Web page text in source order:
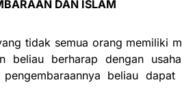
DAN ISLAM
tidak semua orang memiliki
beliau berharap dengan
beliau dapat